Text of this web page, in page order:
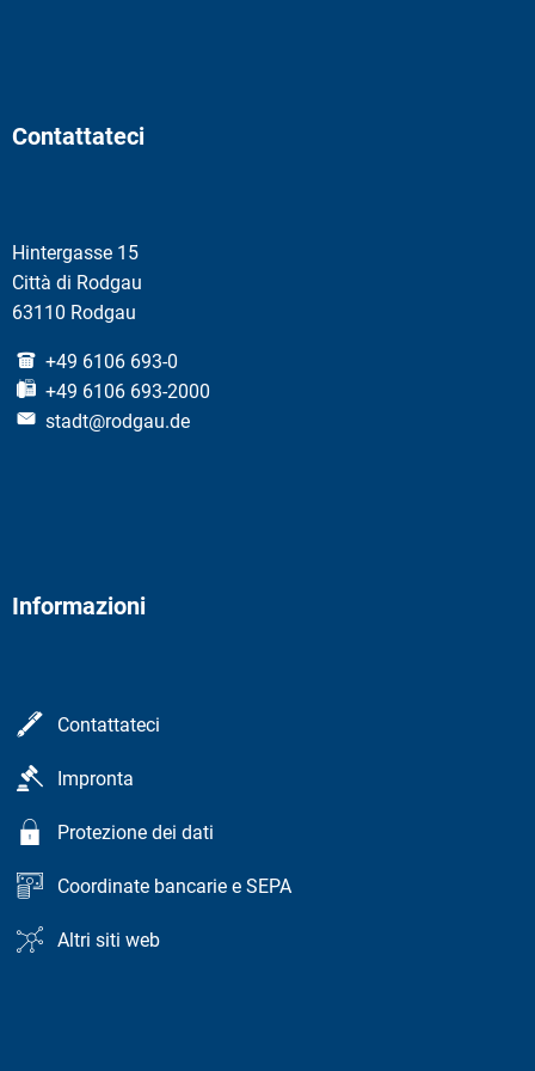
Contattateci
Hintergasse 15
Città di Rodgau
63110 Rodgau
+49 6106 693-0
+49 6106 693-2000
stadt@rodgau.de
Informazioni
Contattateci
Impronta
Protezione dei dati
Coordinate bancarie e SEPA
Altri siti web